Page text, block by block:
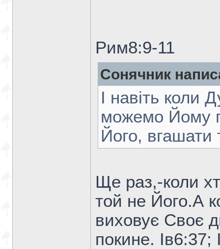
Рим8:9-11
Сонячник
І навіть коли
можемо Йому
Його, вгашати
Ще раз,-коли
той не Його.А
виховує Своє
покине.